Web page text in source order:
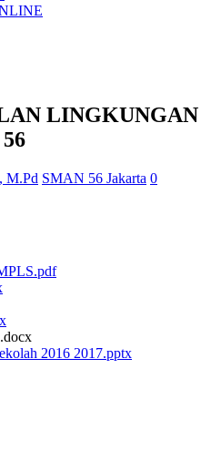
LINGKUNGAN
M.Pd SMAN 56 Jakarta 0
2016 2017.pptx